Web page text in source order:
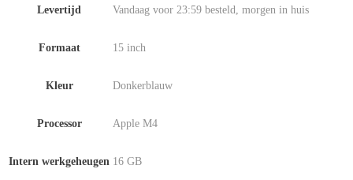
Levertijd Vandaag voor 23:59 besteld, morgen in huis
Formaat 15 inch
Kleur Donkerblauw
Processor Apple M4
Intern werkgeheugen 16 GB